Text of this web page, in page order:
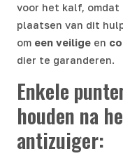
voor het kalf, omdat
plaatsen van dit
om een veilige en
dier te garanderen.
Enkele
houden na
antizuiger: